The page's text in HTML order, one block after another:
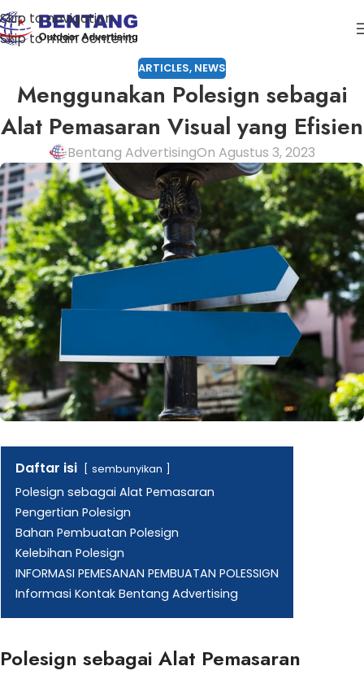
Skip to navigation
Skip to main content
ARTICLES, NEWS
Menggunakan Polesign sebagai
Alat Pemasaran Visual yang Efisien
Bentang AdvertisingOn Agustus 3, 2023
Daftar isi sembunyikan
Polesign sebagai Alat Pemasaran
Pengertian Polesign
Bahan Pembuatan Polesign
Kelebihan Polesign
INFORMASI PEMESANAN PEMBUATAN POLESSIGN
Informasi Kontak Bentang Advertising
Polesign sebagai Alat Pemasaran